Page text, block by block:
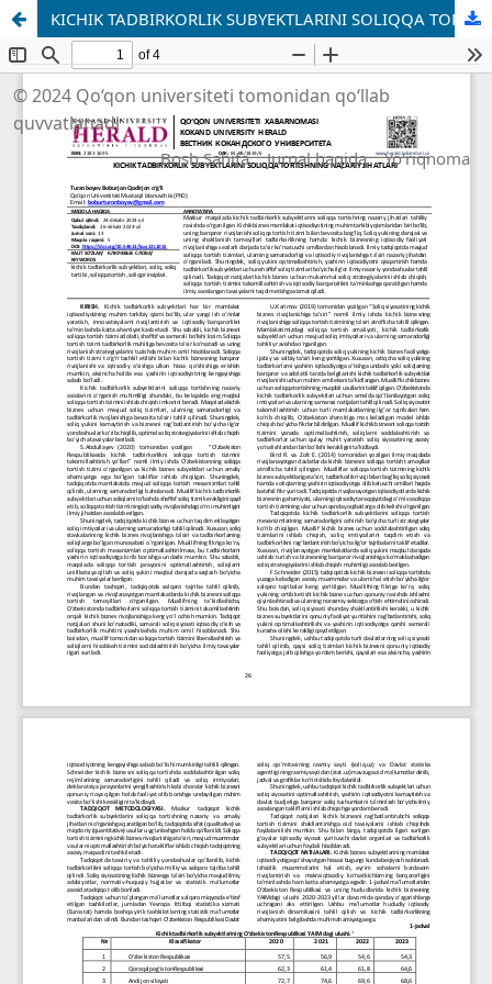
KICHIK TADBIRKORLIK SUBYEKTLARINI SOLIQQA TORTISHNING NAZARIY JIHATLARI
© 2024 Qo‘qon universiteti tomonidan qo‘llab
quvvatlanadi
Bosh Sahifa Jurnal haqida Yo'riqnoma